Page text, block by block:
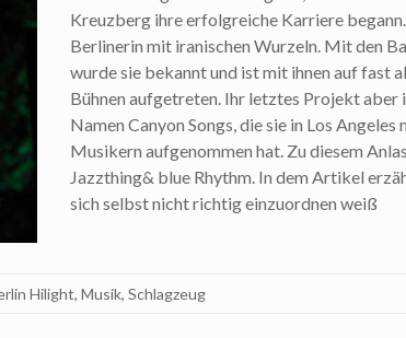
Kreuzberg ihre erfolgreiche Karriere
Berlinerin mit iranischen Wurzeln. Mit den
wurde sie bekannt und ist mit ihnen auf fast
Bühnen aufgetreten. Ihr letztes Projekt aber
Namen Canyon Songs, die sie in Los
Musikern aufgenommen hat. Zu diesem
Jazzthing& blue Rhythm. In dem Artikel
sich selbst nicht richtig einzuordnen weiß
Hilight, Musik, Schlagzeug